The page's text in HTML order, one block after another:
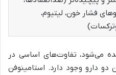
فشار خون، لیتیوم،
می‌شود، تفاوت‌های اساسی در
دو دارو وجود دارد. استامینوفن